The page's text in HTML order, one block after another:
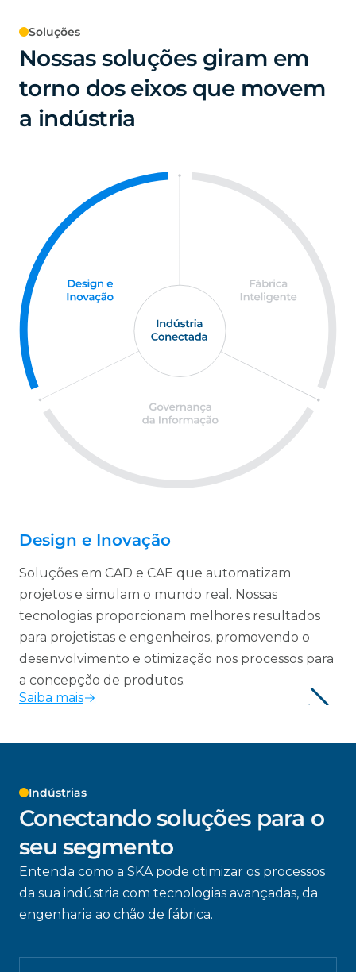
Soluções
Nossas soluções giram em
torno dos eixos que movem
a indústria
Design e Inovação
Soluções em CAD e CAE que automatizam
projetos e simulam o mundo real. Nossas
tecnologias proporcionam melhores resultados
para projetistas e engenheiros, promovendo o
desenvolvimento e otimização nos processos para
a concepção de produtos.
Saiba mais
Indústrias
Conectando soluções para o
seu segmento
Entenda como a SKA pode otimizar os processos
da sua indústria com tecnologias avançadas, da
engenharia ao chão de fábrica.